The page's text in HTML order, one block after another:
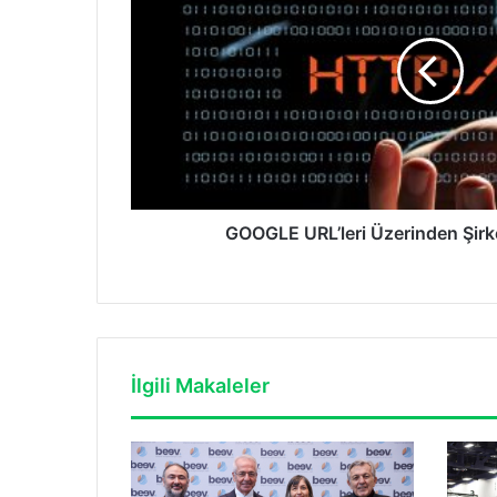
Şirketlere
Saldırılıyor
GOOGLE URL’leri Üzerinden
İlgili Makaleler